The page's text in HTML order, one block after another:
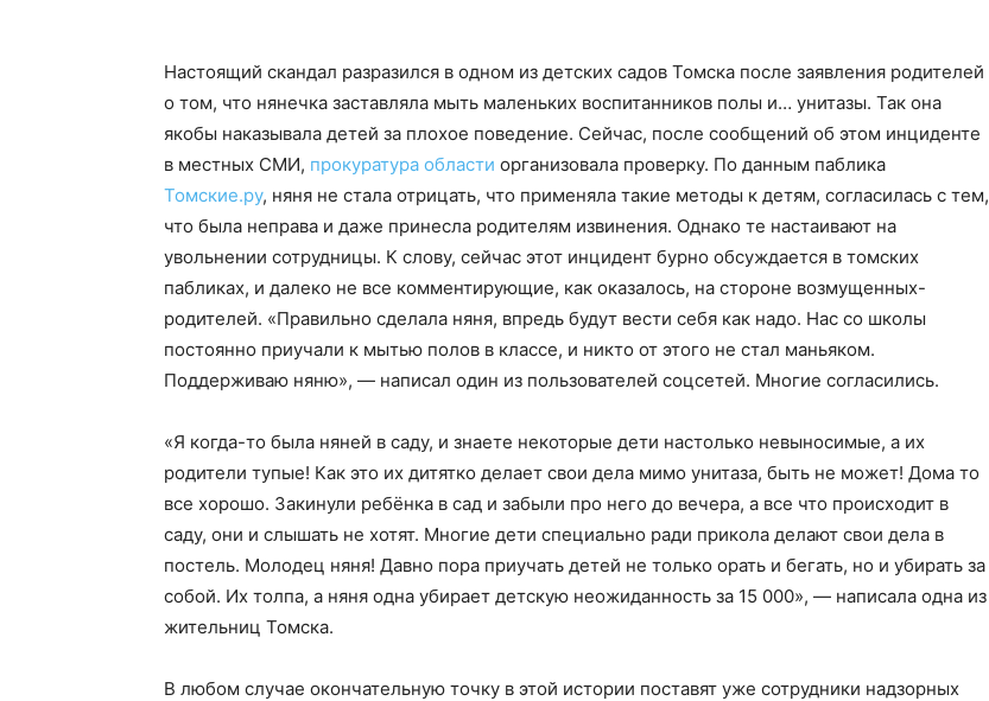
Настоящий скандал разразился в одном из детских садов Томска после заявления родителей
о том, что нянечка заставляла мыть маленьких воспитанников полы и… унитазы. Так она
якобы наказывала детей за плохое поведение. Сейчас, после сообщений об этом инциденте
в местных СМИ, прокуратура области организовала проверку. По данным паблика
Томские.ру, няня не стала отрицать, что применяла такие методы к детям, согласилась с тем,
что была неправа и даже принесла родителям извинения. Однако те настаивают на
увольнении сотрудницы. К слову, сейчас этот инцидент бурно обсуждается в томских
пабликах, и далеко не все комментирующие, как оказалось, на стороне возмущенных-
родителей. «Правильно сделала няня, впредь будут вести себя как надо. Нас со школы
постоянно приучали к мытью полов в классе, и никто от этого не стал маньяком.
Поддерживаю няню», — написал один из пользователей соцсетей. Многие согласились.
«Я когда-то была няней в саду, и знаете некоторые дети настолько невыносимые, а их
родители тупые! Как это их дитятко делает свои дела мимо унитаза, быть не может! Дома то
все хорошо. Закинули ребёнка в сад и забыли про него до вечера, а все что происходит в
саду, они и слышать не хотят. Многие дети специально ради прикола делают свои дела в
постель. Молодец няня! Давно пора приучать детей не только орать и бегать, но и убирать за
собой. Их толпа, а няня одна убирает детскую неожиданность за 15 000», — написала одна из
жительниц Томска.
В любом случае окончательную точку в этой истории поставят уже сотрудники надзорных